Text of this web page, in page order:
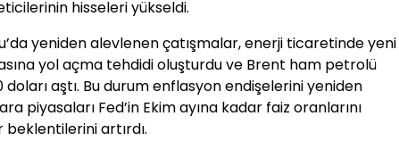
hisseleri yükseldi.
yeniden alevlenen çatışmalar, enerji ticaretinde yeni
yol açma tehdidi oluşturdu ve Brent ham petrolü
doları aştı. Bu durum enflasyon endişelerini yeniden
piyasaları Fed’in Ekim ayına kadar faiz oranlarını
beklentilerini artırdı.